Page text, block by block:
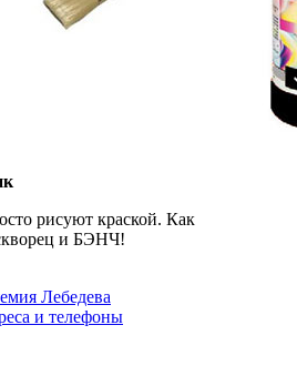
рисуют краской. Как
и БЭНЧ!
Лебедева
и телефоны